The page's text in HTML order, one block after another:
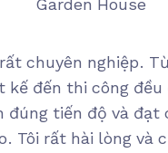
Garden House
chuyên nghiệp.
kế đến thi công đều
đúng tiến độ và đạt
Tôi rất hài lòng và